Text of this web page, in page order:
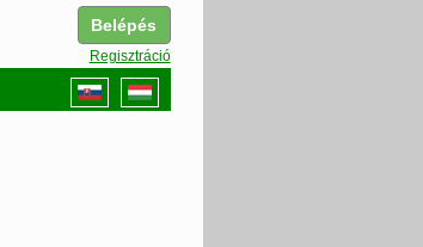
Belépés
Regisztráció